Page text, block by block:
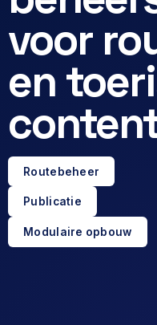
voor
en
Routebeheer
Publicatie
Modulaire opbouw